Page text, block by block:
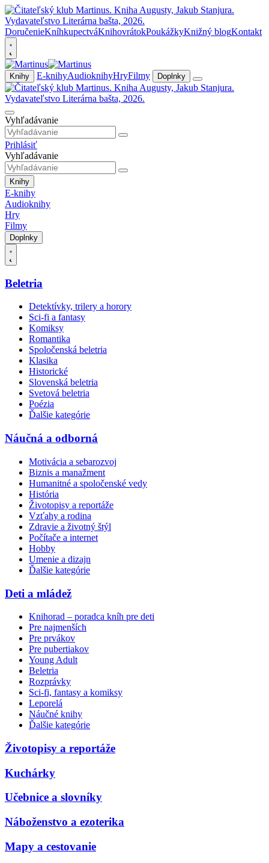
DoručenieKníhkupectváKnihovrátokPoukážkyKnižný blogKontakt
Knihy E-knihyAudioknihyHryFilmy Doplnky
Vyhľadávanie
Prihlásiť
Vyhľadávanie
Knihy
E-knihy
Audioknihy
Hry
Filmy
Doplnky
Beletria
Detektívky, trilery a horory
Sci-fi a fantasy
Komiksy
Romantika
Spoločenská beletria
Klasika
Historické
Slovenská beletria
Svetová beletria
Poézia
Ďalšie kategórie
Náučná a odborná
Motivácia a sebarozvoj
Biznis a manažment
Humanitné a spoločenské vedy
História
Životopisy a reportáže
Vzťahy a rodina
Zdravie a životný štýl
Počítače a internet
Hobby
Umenie a dizajn
Ďalšie kategórie
Deti a mládež
Knihorad – poradca kníh pre deti
Pre najmenších
Pre prvákov
Pre pubertiakov
Young Adult
Beletria
Rozprávky
Sci-fi, fantasy a komiksy
Leporelá
Náučné knihy
Ďalšie kategórie
Životopisy a reportáže
Kuchárky
Učebnice a slovníky
Náboženstvo a ezoterika
Mapy a cestovanie